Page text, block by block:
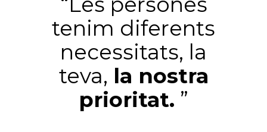
tenim diferents
necessitats, la
teva, la nostra
prioritat. ”